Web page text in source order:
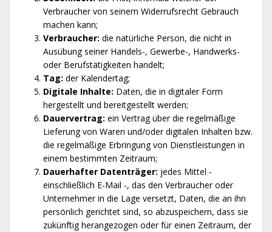
Verbraucher von seinem Widerrufsrecht Gebrauch
machen kann;
Verbraucher: die natürliche Person, die nicht in
Ausübung seiner Handels-, Gewerbe-, Handwerks-
oder Berufstätigkeiten handelt;
Tag: der Kalendertag;
Digitale Inhalte: Daten, die in digitaler Form
hergestellt und bereitgestellt werden;
Dauervertrag: ein Vertrag über die regelmäßige
Lieferung von Waren und/oder digitalen Inhalten bzw.
die regelmäßige Erbringung von Dienstleistungen in
einem bestimmten Zeitraum;
Dauerhafter Datenträger: jedes Mittel -
einschließlich E-Mail -, das den Verbraucher oder
Unternehmer in die Lage versetzt, Daten, die an ihn
persönlich gerichtet sind, so abzuspeichern, dass sie
zukünftig herangezogen oder für einen Zeitraum, der